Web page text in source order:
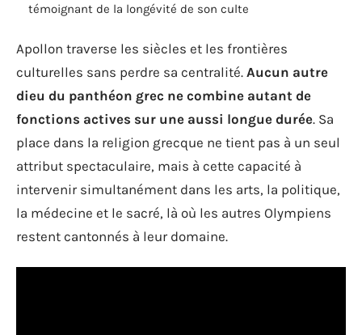
témoignant de la longévité de son culte
Apollon traverse les siècles et les frontières
culturelles sans perdre sa centralité. Aucun autre
dieu du panthéon grec ne combine autant de
fonctions actives sur une aussi longue durée. Sa
place dans la religion grecque ne tient pas à un seul
attribut spectaculaire, mais à cette capacité à
intervenir simultanément dans les arts, la politique,
la médecine et le sacré, là où les autres Olympiens
restent cantonnés à leur domaine.